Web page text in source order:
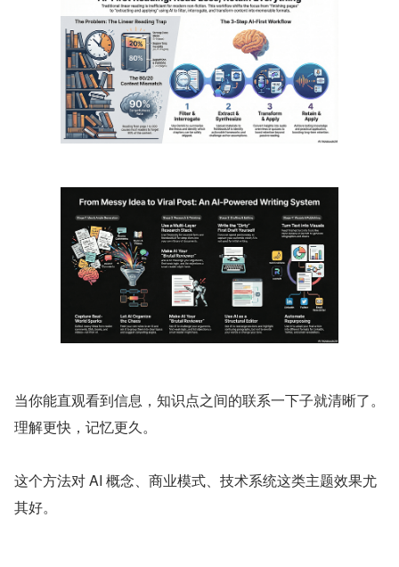
当你能直观看到信息，知识点之间的联系一下子就清晰了。
理解更快，记忆更久。
这个方法对 AI 概念、商业模式、技术系统这类主题效果尤
其好。